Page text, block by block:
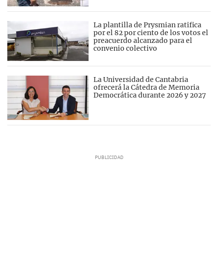
La plantilla de Prysmian ratifica
por el 82 por ciento de los votos el
preacuerdo alcanzado para el
convenio colectivo
La Universidad de Cantabria
ofrecerá la Cátedra de Memoria
Democrática durante 2026 y 2027